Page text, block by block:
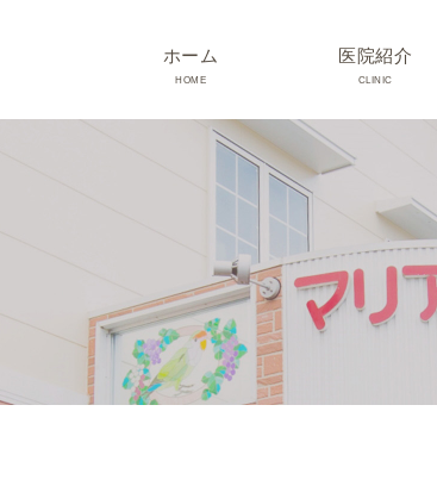
ホーム
HOME
医院紹介
CLINIC
院長･スタッフ紹介
診療時間･アクセス
院内紹介･初診の方へ
医院設備